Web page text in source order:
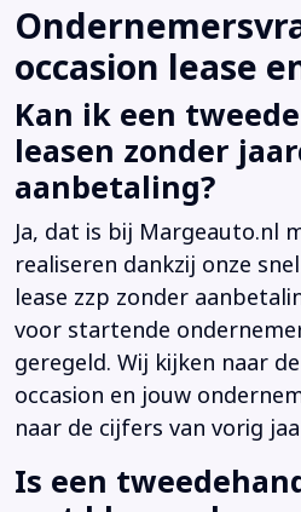
occasion lease
Kan ik een
leasen zonder
aanbetaling?
Ja, dat is bij Margeauto.nl
realiseren dankzij onze
lease zzp zonder
voor startende
geregeld. Wij kijken naar
occasion en jouw
naar de cijfers van vorig
Is een